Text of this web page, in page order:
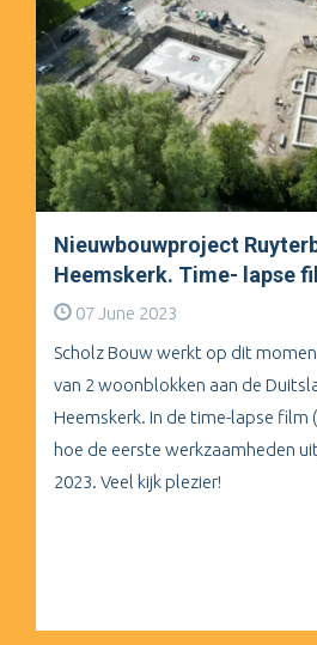
Nieuwbouwproject
Heemskerk. Time- lapse
07 June 2023
Scholz Bouw werkt op dit
van 2 woonblokken aan de
Heemskerk. In de time-lapse film
hoe de eerste werkzaamheden
2023. Veel kijk plezier!